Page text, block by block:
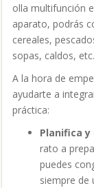
olla multifunción
aparato, podrás
cereales,
sopas, caldos, etc.
A la hora de
ayudarte a
práctica:
Planifica
rato a
puedes
siempre de